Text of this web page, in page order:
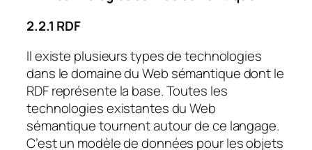
2.2.1 RDF
Il existe plusieurs types de technologies
dans le domaine du Web sémantique dont le
RDF représente la base. Toutes les
technologies existantes du Web
sémantique tournent autour de ce langage.
C’est un modèle de données pour les objets